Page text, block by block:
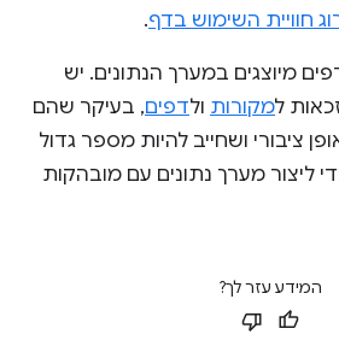
חוויית השימוש בדף.
מיוצגים במערך הנתונים. יש
למקורות ולדפים, בעיקר שהם
ציבורי ושחייב להיות מספר גדול
ליצור מערך נתונים עם מובהקות
המידע עזר לך?